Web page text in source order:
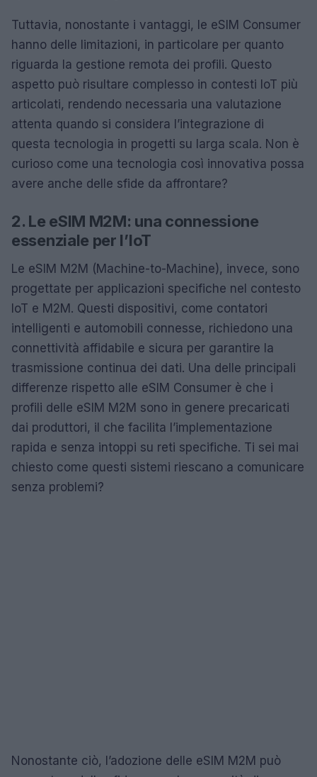
Tuttavia, nonostante i vantaggi, le eSIM Consumer
hanno delle limitazioni, in particolare per quanto
riguarda la gestione remota dei profili. Questo
aspetto può risultare complesso in contesti IoT più
articolati, rendendo necessaria una valutazione
attenta quando si considera l’integrazione di
questa tecnologia in progetti su larga scala. Non è
curioso come una tecnologia così innovativa possa
avere anche delle sfide da affrontare?
2. Le eSIM M2M: una connessione
essenziale per l’IoT
Le eSIM M2M (Machine-to-Machine), invece, sono
progettate per applicazioni specifiche nel contesto
IoT e M2M. Questi dispositivi, come contatori
intelligenti e automobili connesse, richiedono una
connettività affidabile e sicura per garantire la
trasmissione continua dei dati. Una delle principali
differenze rispetto alle eSIM Consumer è che i
profili delle eSIM M2M sono in genere precaricati
dai produttori, il che facilita l’implementazione
rapida e senza intoppi su reti specifiche. Ti sei mai
chiesto come questi sistemi riescano a comunicare
senza problemi?
Nonostante ciò, l’adozione delle eSIM M2M può